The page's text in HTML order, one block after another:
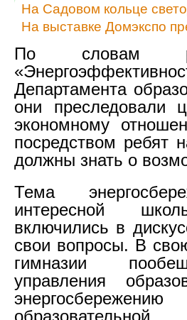
На Садовом кольце
На выставке Домэкспо
По словам
Департамента
они преследовали
экономному
посредством ребят
должны знать о
Тема
интересной
включились в
свои вопросы. В
гимназии
управления